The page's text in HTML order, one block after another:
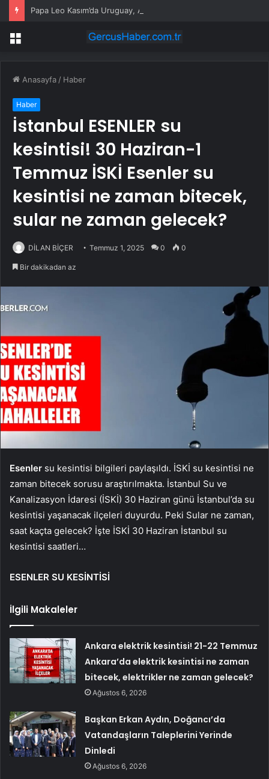
Menü
Anasayfa / Haber
Haber
İstanbul ESENLER su
kesintisi! 30 Haziran-1
Temmuz İSKİ Esenler su
kesintisi ne zaman bitecek,
sular ne zaman gelecek?
DİLAN BİÇER Temmuz 1, 2025 0 0
Bir dakikadan az
Esenler su kesintisi bilgileri paylaşıldı. İSKİ su kesintisi ne
zaman bitecek sorusu araştırılmakta. İstanbul Su ve
Kanalizasyon İdaresi (İSKİ) 30 Haziran günü İstanbul’da su
kesintisi yaşanacak ilçeleri duyurdu. Peki Sular ne zaman,
saat kaçta gelecek? İşte İSKİ 30 Haziran İstanbul su
kesintisi saatleri…
ESENLER SU KESİNTİSİ
İlgili Makaleler
Ankara elektrik kesintisi! 21-22 Temmuz
Ankara’da elektrik kesintisi ne zaman
bitecek, elektrikler ne zaman gelecek?
Ağustos 6, 2026
Başkan Erkan Aydın, Doğancı’da
Vatandaşların Taleplerini Yerinde
Dinledi
Ağustos 6, 2026